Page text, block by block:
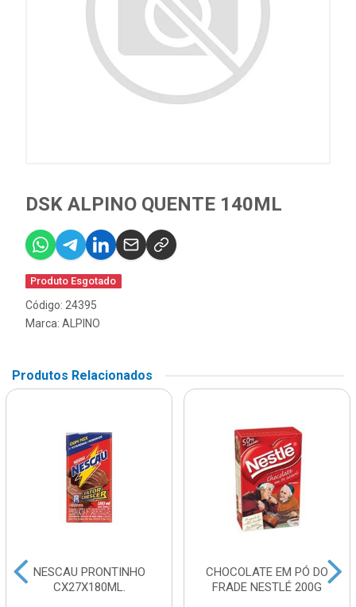
DSK ALPINO QUENTE 140ML
Produto Esgotado
Código: 24395
Marca: ALPINO
Produtos Relacionados
NESCAU PRONTINHO
CX27X180ML.
CHOCOLATE EM PÓ DO
FRADE NESTLÉ 200G